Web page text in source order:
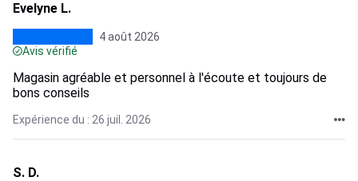
Evelyne L.
4 août 2026
Avis vérifié
Magasin agréable et personnel à l'écoute et toujours de
bons conseils
Expérience du : 26 juil. 2026
S. D.